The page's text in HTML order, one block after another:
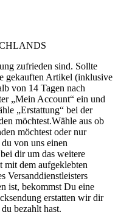
zufrieden sind. Sollte
gekauften Artikel (inklusive
von 14 Tagen nach
„Mein Account“ ein und
„Erstattung“ bei der
möchtest.Wähle aus ob
möchtest oder nur
von uns einen
dir um das weitere
mit dem aufgeklebten
Versanddienstleisters
ist, bekommst Du eine
erstatten wir dir
bezahlt hast.